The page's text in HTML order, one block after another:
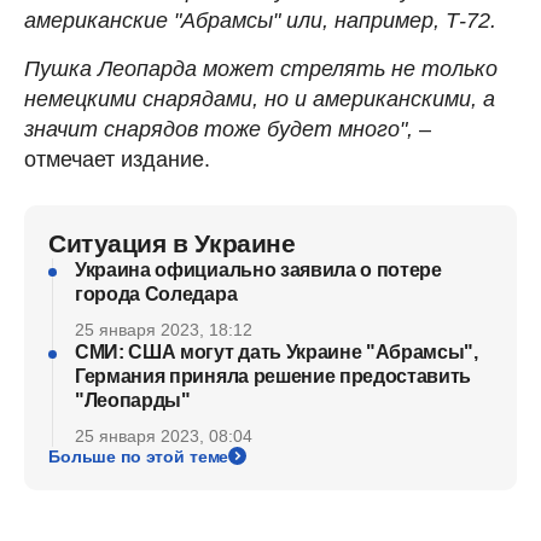
американские "Абрамсы" или, например, Т-72.
Пушка Леопарда может стрелять не только
немецкими снарядами, но и американскими, а
значит снарядов тоже будет много", –
отмечает издание.
Ситуация в Украине
Украина официально заявила о потере
города Соледара
25 января 2023, 18:12
СМИ: США могут дать Украине "Абрамсы",
Германия приняла решение предоставить
"Леопарды"
25 января 2023, 08:04
Больше по этой теме